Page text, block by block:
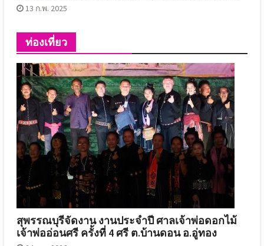
13 ก.พ. 2025
ท่องเที่ยว
สุพรรณบุรีจัดงาน งานประจำปี ศาลเจ้าพ่อดอกไม้
เจ้าพ่ออ่อนศรี ครั้งที่ 4 ศรี ต.บ้านดอน อ.อู่ทอง